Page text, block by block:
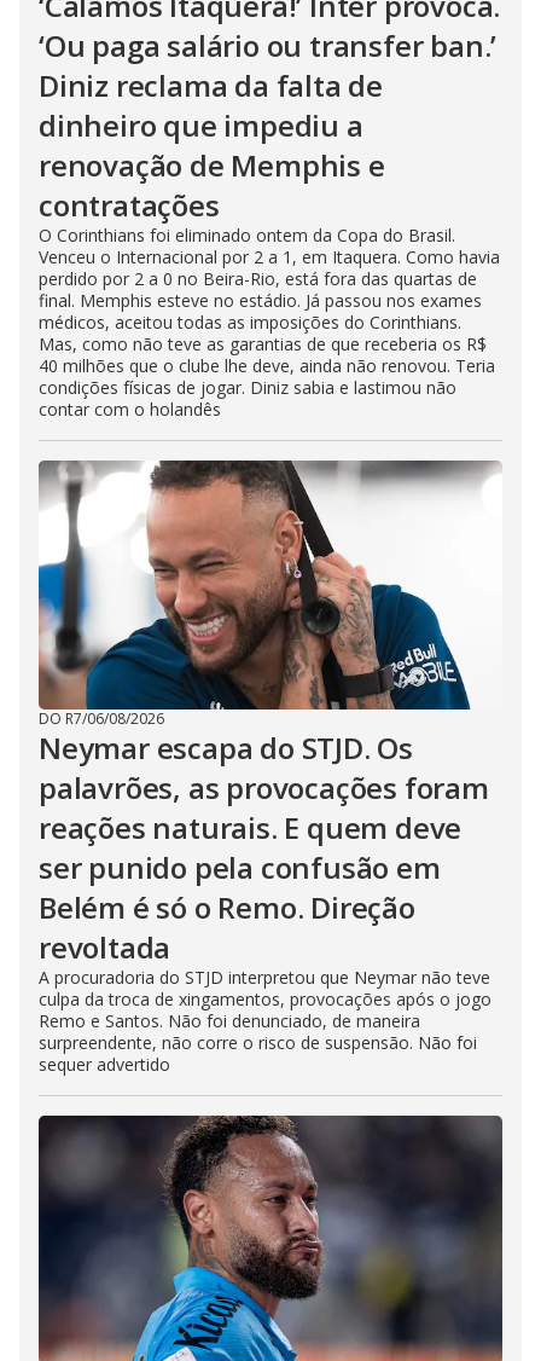
‘Ou paga salário ou transfer ban.’
Diniz reclama da falta de
dinheiro que impediu a
renovação de Memphis e
contratações
O Corinthians foi eliminado ontem da Copa do Brasil.
Venceu o Internacional por 2 a 1, em Itaquera. Como havia
perdido por 2 a 0 no Beira-Rio, está fora das quartas de
final. Memphis esteve no estádio. Já passou nos exames
médicos, aceitou todas as imposições do Corinthians.
Mas, como não teve as garantias de que receberia os R$
40 milhões que o clube lhe deve, ainda não renovou. Teria
condições físicas de jogar. Diniz sabia e lastimou não
contar com o holandês
DO R7/06/08/2026
Neymar escapa do STJD. Os
palavrões, as provocações foram
reações naturais. E quem deve
ser punido pela confusão em
Belém é só o Remo. Direção
revoltada
A procuradoria do STJD interpretou que Neymar não teve
culpa da troca de xingamentos, provocações após o jogo
Remo e Santos. Não foi denunciado, de maneira
surpreendente, não corre o risco de suspensão. Não foi
sequer advertido